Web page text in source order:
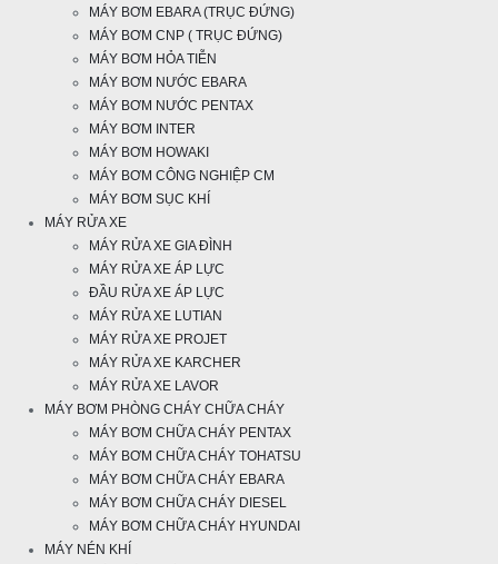
MÁY BƠM EBARA (TRỤC ĐỨNG)
MÁY BƠM CNP ( TRỤC ĐỨNG)
MÁY BƠM HỎA TIỄN
MÁY BƠM NƯỚC EBARA
MÁY BƠM NƯỚC PENTAX
MÁY BƠM INTER
MÁY BƠM HOWAKI
MÁY BƠM CÔNG NGHIỆP CM
MÁY BƠM SỤC KHÍ
MÁY RỬA XE
MÁY RỬA XE GIA ĐÌNH
MÁY RỬA XE ÁP LỰC
ĐẦU RỬA XE ÁP LỰC
MÁY RỬA XE LUTIAN
MÁY RỬA XE PROJET
MÁY RỬA XE KARCHER
MÁY RỬA XE LAVOR
MÁY BƠM PHÒNG CHÁY CHỮA CHÁY
MÁY BƠM CHỮA CHÁY PENTAX
MÁY BƠM CHỮA CHÁY TOHATSU
MÁY BƠM CHỮA CHÁY EBARA
MÁY BƠM CHỮA CHÁY DIESEL
MÁY BƠM CHỮA CHÁY HYUNDAI
MÁY NÉN KHÍ